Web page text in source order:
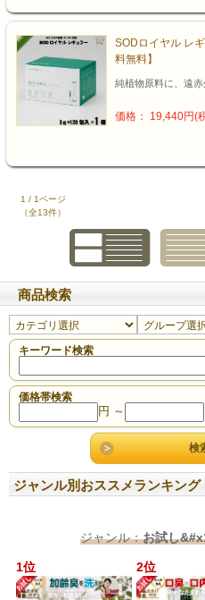
SODロイヤル レ
料無料】
純植物原料に、遠
価格： 19,440円(
1 / 1ページ
（全13件）
商品検索
キーワード検索
価格帯検索
円 ～
ジャンル別おススメランキング